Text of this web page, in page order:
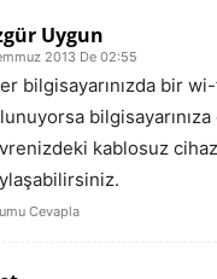
Uygun
2013 De 02:55
bilgisayarınızda bir
kablosuz
Cevapla